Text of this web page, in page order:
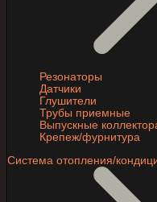
Резонаторы
Датчики
Глушители
Трубы приемные
Выпускные
Крепеж/фурнитура
Система отопления/